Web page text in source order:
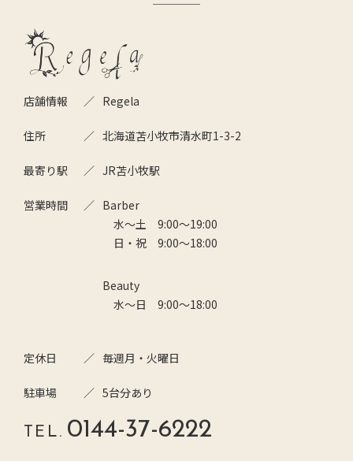
店舗情報 Regela
住所 北海道苫小牧市清水町1-3-2
最寄り駅 JR苫小牧駅
営業時間
Barber
水～土 9:00～19:00
日・祝 9:00～18:00
Beauty
水～日 9:00～18:00
定休日 毎週月・火曜日
駐車場 5台分あり
TEL. 0144-37-6222